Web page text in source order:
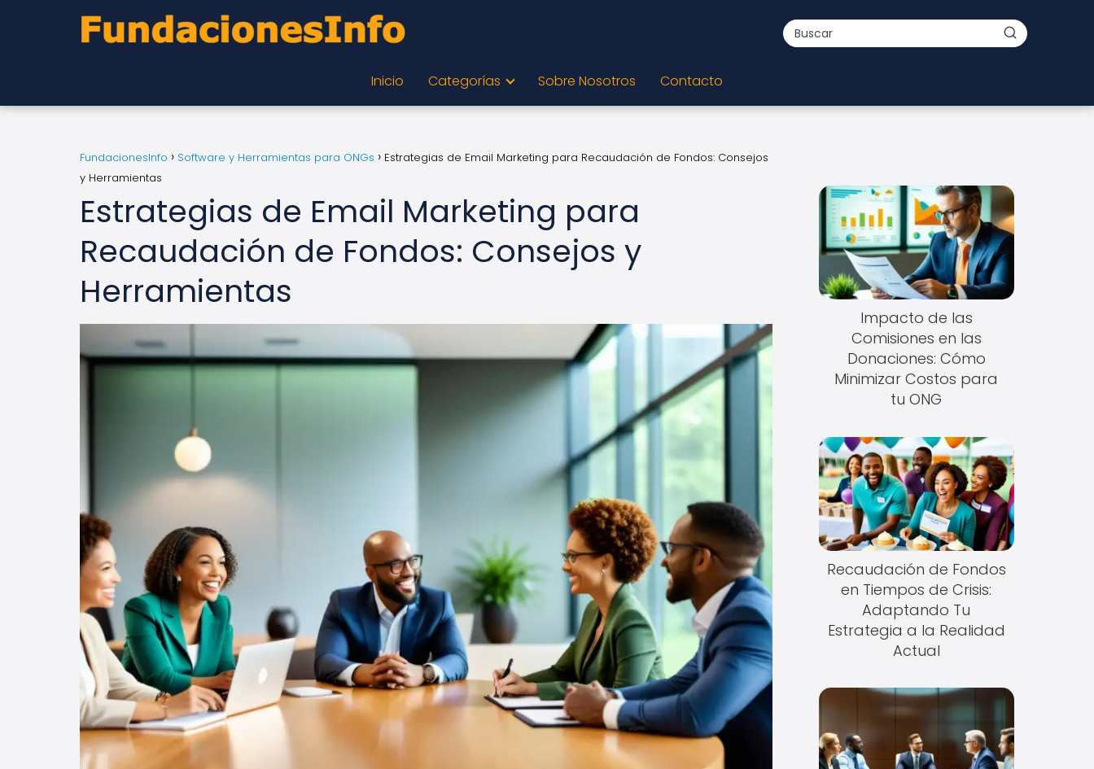
Inicio Categorías Sobre Nosotros Contacto
FundacionesInfo Software y Herramientas para ONGs
Estrategias de Email Marketing para Recaudación de Fondos: Consejos
y Herramientas
Estrategias de Email Marketing para
Recaudación de Fondos: Consejos y
Herramientas
Impacto de las
Comisiones en las
Donaciones: Cómo
Minimizar Costos para
tu ONG
Recaudación de Fondos
en Tiempos de Crisis:
Adaptando Tu
Estrategia a la Realidad
Actual